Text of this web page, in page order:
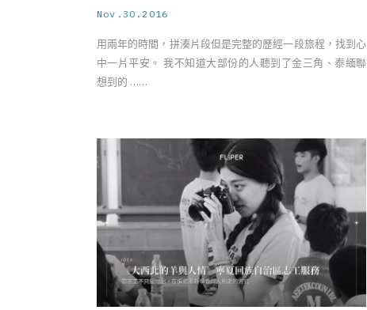
Nov.30.2016
用兩年的時間，拼湊片段但是完整的歷經一段旅程，找到心
中一片平安。 我不知道大部份的人聽到了金三角、泰緬聯
想到的 ……